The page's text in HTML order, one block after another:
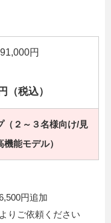
円
（税込）
（２～３名様向け/見
能モデル）
円追加
よりご依頼ください